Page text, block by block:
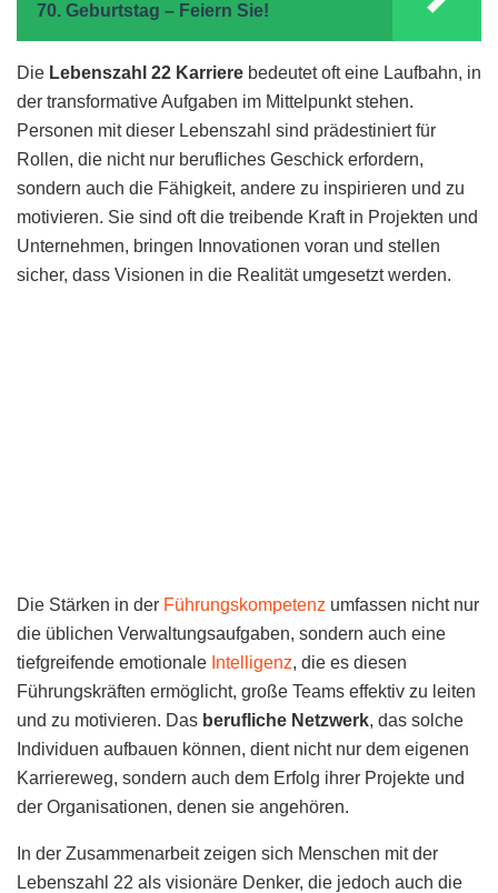
70. Geburtstag – Feiern Sie!
Die Lebenszahl 22 Karriere bedeutet oft eine Laufbahn, in
der transformative Aufgaben im Mittelpunkt stehen.
Personen mit dieser Lebenszahl sind prädestiniert für
Rollen, die nicht nur berufliches Geschick erfordern,
sondern auch die Fähigkeit, andere zu inspirieren und zu
motivieren. Sie sind oft die treibende Kraft in Projekten und
Unternehmen, bringen Innovationen voran und stellen
sicher, dass Visionen in die Realität umgesetzt werden.
Die Stärken in der Führungskompetenz umfassen nicht nur
die üblichen Verwaltungsaufgaben, sondern auch eine
tiefgreifende emotionale Intelligenz, die es diesen
Führungskräften ermöglicht, große Teams effektiv zu leiten
und zu motivieren. Das berufliche Netzwerk, das solche
Individuen aufbauen können, dient nicht nur dem eigenen
Karriereweg, sondern auch dem Erfolg ihrer Projekte und
der Organisationen, denen sie angehören.
In der Zusammenarbeit zeigen sich Menschen mit der
Lebenszahl 22 als visionäre Denker, die jedoch auch die